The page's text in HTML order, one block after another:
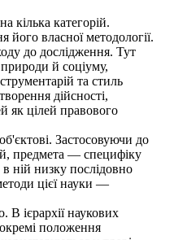
кілька категорій.
його власної методології.
до дослідження. Тут
природи й соціуму,
та стиль
дійсності,
як цілей правового
Застосовуючи до
предмета — специфіку
ній низку послідовно
цієї науки —
В ієрархії наукових
положення